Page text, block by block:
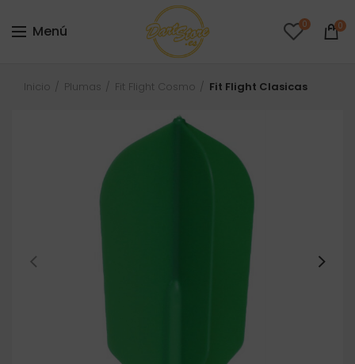
Menú 0 0
Inicio Plumas Fit Flight Cosmo Fit Flight Clasicas